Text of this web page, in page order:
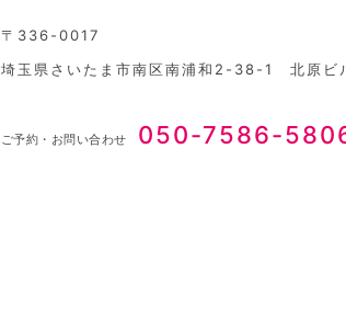
〒336-0017
埼玉県さいたま市南区南浦和2-38-1 北原ビ
ご予約・お問い合わせ 050-7586-